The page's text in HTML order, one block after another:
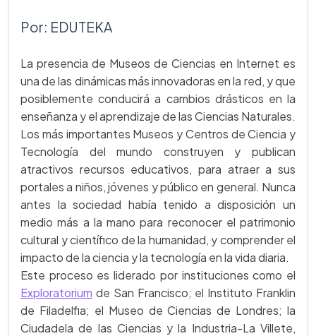
Por: EDUTEKA
La presencia de Museos de Ciencias en Internet es
una de las dinámicas más innovadoras en la red, y que
posiblemente conducirá a cambios drásticos en la
enseñanza y el aprendizaje de las Ciencias Naturales.
Los más importantes Museos y Centros de Ciencia y
Tecnología del mundo construyen y publican
atractivos recursos educativos, para atraer a sus
portales a niños, jóvenes y público en general. Nunca
antes la sociedad había tenido a disposición un
medio más a la mano para reconocer el patrimonio
cultural y científico de la humanidad, y comprender el
impacto de la ciencia y la tecnología en la vida diaria.
Este proceso es liderado por instituciones como el
Exploratorium de San Francisco; el Instituto Franklin
de Filadelfia; el Museo de Ciencias de Londres; la
Ciudadela de las Ciencias y la Industria-La Villete,